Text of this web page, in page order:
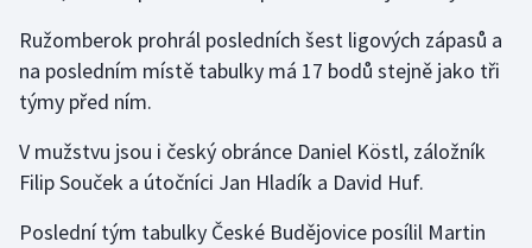
Ružomberok prohrál posledních šest ligových zápasů a
na posledním místě tabulky má 17 bodů stejně jako tři
týmy před ním.
V mužstvu jsou i český obránce Daniel Köstl, záložník
Filip Souček a útočníci Jan Hladík a David Huf.
Poslední tým tabulky České Budějovice posílil Martin